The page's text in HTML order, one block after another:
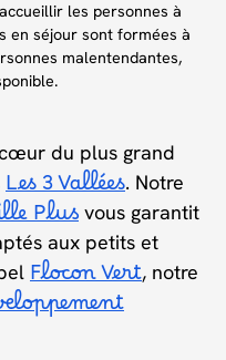
les personnes à
en séjour sont formées à
malentendantes,
du plus grand
Les 3 Vallées. Notre
Plus vous garantit
aux petits et
Flocon Vert, notre